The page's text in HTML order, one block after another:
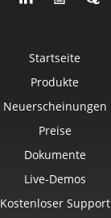
Startseite
Produkte
Neuerscheinungen
Preise
Dokumente
Live-Demos
Kostenloser Support